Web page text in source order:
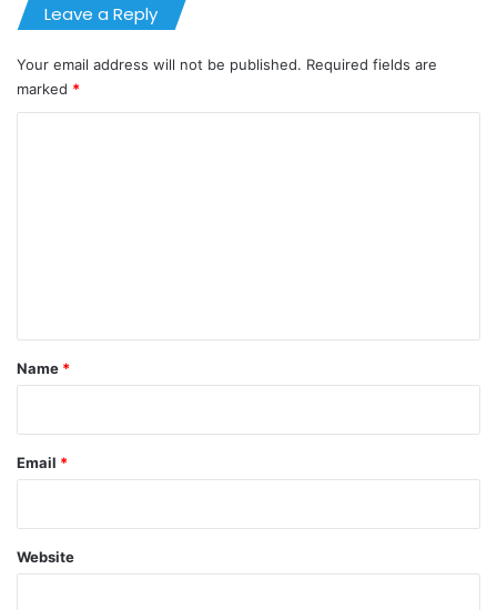
Leave a Reply
Your email address will not be published. Required fields are
marked *
*
Name *
Email *
Website